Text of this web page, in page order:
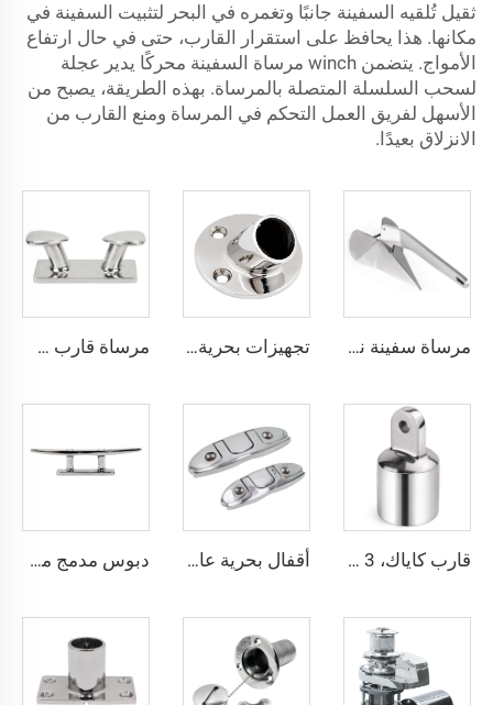
ثقيل تُلقيه السفينة جانبًا وتغمره في البحر لتثبيت السفينة في
مكانها. هذا يحافظ على استقرار القارب، حتى في حال ارتفاع
الأمواج. يتضمن winch مرساة السفينة محركًا يدير عجلة
لسحب السلسلة المتصلة بالمرساة. بهذه الطريقة، يصبح من
الأسهل لفريق العمل التحكم في المرساة ومنع القارب من
الانزلاق بعيدًا.
مرساة سفينة نمط Delta رسو من الفولاذ المقاوم للصدأ من الدرجة البحرية 316 تجهيزات بحرية من الفولاذ المقاوم للصدأ، قاعدة أنابيب درابزين قارب مستديرة بزوايا 30 و45 و60 و90 درجة، قاعدة دعامات أنبوبية 7/8" 22 مم مرساة قارب شينهوي للقطع البحرية مرساة مزدوجة من الفولاذ المقاوم للصدأ 316 لربط القارب وتثبيته في الرصيف
قارب كاياك، 3 مقدمات، 4 مقدمات، تركيب أنبوب غطاء بيميني، نهاية عين، غطاء علوي 7/8" 22.4 مم للقوارب أقفال بحرية عالية الجودة لأرصفة الموانئ، 5 بوصة، 6 بوصات، قفل قارب قابل للطي، من الفولاذ المقاوم للصدأ 316، أقفال قابلة للرفع للقوارب والكاياك دبوس مدمج من الفولاذ المقاوم للصدأ 316 مصقول، عمود صاري 6 بوصة، إكسسوارات أجهزة بحرية، دبوس تثبيت القارب لليخوت والقوارب في الرصيف أو السطح